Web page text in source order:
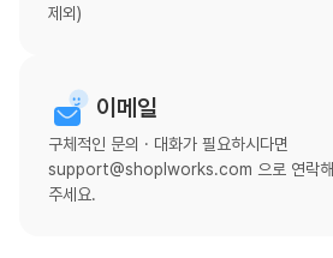
제외)
이메일
구체적인 문의 · 대화가 필요하시다면
support@shoplworks.com 으로 연락해
주세요.